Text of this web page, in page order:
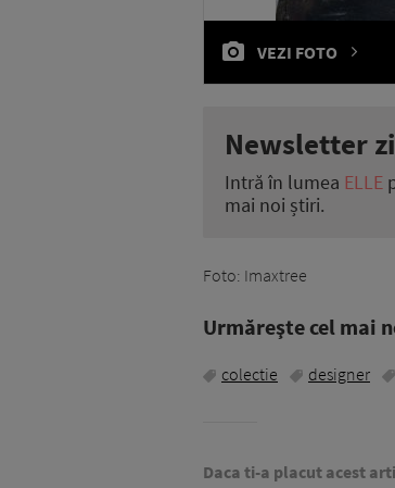
VEZI FOTO
Newsletter
Intră în lumea ELLE
mai noi știri.
Foto: Imaxtree
Urmăreşte cel mai
colectie designer
Daca ti-a placut acest